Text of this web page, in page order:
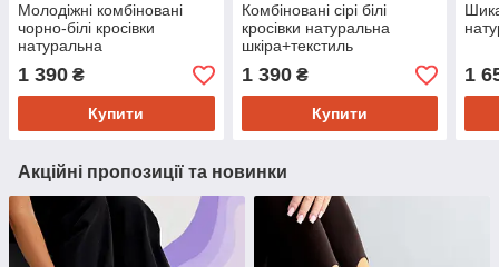
Молодіжні комбіновані
чорно-білі кросівки
натуральна
шкіра+текстиль
1 390 ₴
Купити
Комбіновані сірі білі
кросівки натуральна
шкіра+текстиль
1 390₴
Купити
1
Акційні пропозиції та новинки